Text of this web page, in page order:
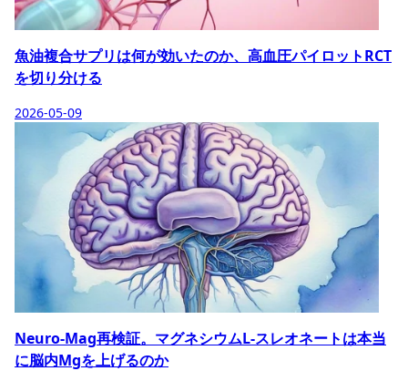
魚油複合サプリは何が効いたのか、高血圧パイロットRCT
を切り分ける
2026-05-09
Neuro-Mag再検証。マグネシウムL-スレオネートは本当
に脳内Mgを上げるのか